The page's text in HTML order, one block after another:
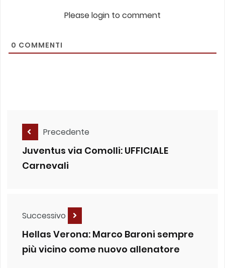
Please login to comment
0 COMMENTI
Precedente
Juventus via Comolli: UFFICIALE
Carnevali
Successivo
Hellas Verona: Marco Baroni sempre
più vicino come nuovo allenatore